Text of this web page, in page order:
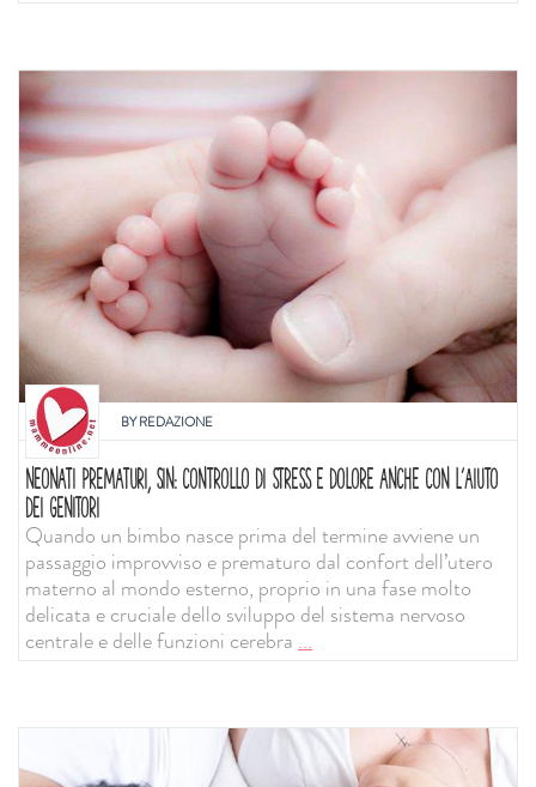
BYREDAZIONE
NEONATI PREMATURI, SIN: CONTROLLO DI STRESS E DOLORE ANCHE CON L'AIUTO
DEI GENITORI
Quando un bimbo nasce prima del termine avviene un
passaggio improvviso e prematuro dal confort dell’utero
materno al mondo esterno, proprio in una fase molto
delicata e cruciale dello sviluppo del sistema nervoso
centrale e delle funzioni cerebra...